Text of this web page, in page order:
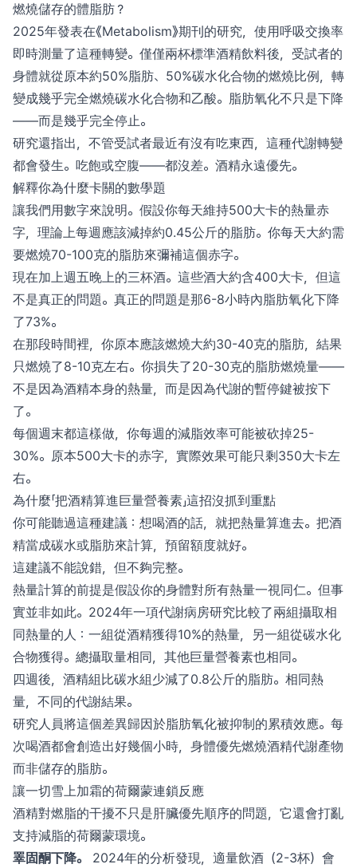
燃燒儲存的體脂肪？
2025年發表在《Metabolism》期刊的研究，使用呼吸交換率
即時測量了這種轉變。僅僅兩杯標準酒精飲料後，受試者的
身體就從原本約50%脂肪、50%碳水化合物的燃燒比例，轉
變成幾乎完全燃燒碳水化合物和乙酸。脂肪氧化不只是下降
——而是幾乎完全停止。
研究還指出，不管受試者最近有沒有吃東西，這種代謝轉變
都會發生。吃飽或空腹——都沒差。酒精永遠優先。
解釋你為什麼卡關的數學題
讓我們用數字來說明。假設你每天維持500大卡的熱量赤
字，理論上每週應該減掉約0.45公斤的脂肪。你每天大約需
要燃燒70-100克的脂肪來彌補這個赤字。
現在加上週五晚上的三杯酒。這些酒大約含400大卡，但這
不是真正的問題。真正的問題是那6-8小時內脂肪氧化下降
了73%。
在那段時間裡，你原本應該燃燒大約30-40克的脂肪，結果
只燃燒了8-10克左右。你損失了20-30克的脂肪燃燒量——
不是因為酒精本身的熱量，而是因為代謝的暫停鍵被按下
了。
每個週末都這樣做，你每週的減脂效率可能被砍掉25-
30%。原本500大卡的赤字，實際效果可能只剩350大卡左
右。
為什麼「把酒精算進巨量營養素」這招沒抓到重點
你可能聽過這種建議：想喝酒的話，就把熱量算進去。把酒
精當成碳水或脂肪來計算，預留額度就好。
這建議不能說錯，但不夠完整。
熱量計算的前提是假設你的身體對所有熱量一視同仁。但事
實並非如此。2024年一項代謝病房研究比較了兩組攝取相
同熱量的人：一組從酒精獲得10%的熱量，另一組從碳水化
合物獲得。總攝取量相同，其他巨量營養素也相同。
四週後，酒精組比碳水組少減了0.8公斤的脂肪。相同熱
量，不同的代謝結果。
研究人員將這個差異歸因於脂肪氧化被抑制的累積效應。每
次喝酒都會創造出好幾個小時，身體優先燃燒酒精代謝產物
而非儲存的脂肪。
讓一切雪上加霜的荷爾蒙連鎖反應
酒精對燃脂的干擾不只是肝臟優先順序的問題，它還會打亂
支持減脂的荷爾蒙環境。
睪固酮下降。
2024年的分析發現，適量飲酒（2-3杯）會